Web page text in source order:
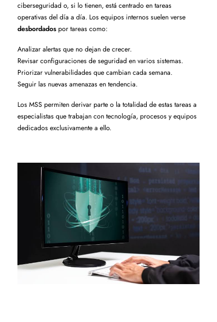
ciberseguridad o, si lo tienen, está centrado en tareas
operativas del día a día. Los equipos internos suelen verse
desbordados por tareas como:
Analizar alertas que no dejan de crecer.
Revisar configuraciones de seguridad en varios sistemas.
Priorizar vulnerabilidades que cambian cada semana.
Seguir las nuevas amenazas en tendencia.
Los MSS permiten derivar parte o la totalidad de estas tareas a
especialistas que trabajan con tecnología, procesos y equipos
dedicados exclusivamente a ello.